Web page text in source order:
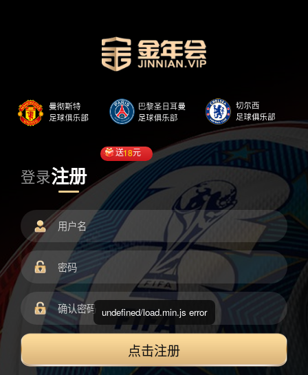
登录注册
送18元
点击注册
undefined/load.min.js error